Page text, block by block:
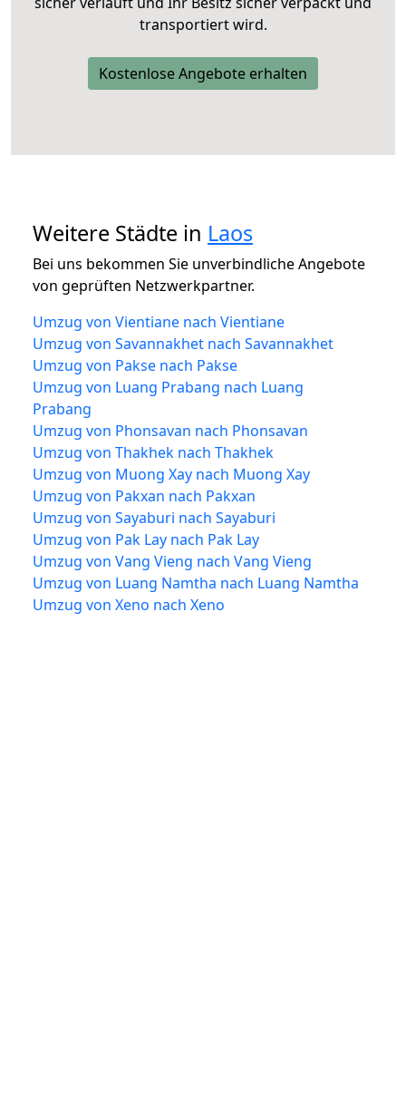
transportiert wird.
Kostenlose Angebote erhalten
Weitere Städte in Laos
Bei uns bekommen Sie unverbindliche Angebote
von geprüften Netzwerkpartner.
Umzug von Vientiane nach Vientiane
Umzug von Savannakhet nach Savannakhet
Umzug von Pakse nach Pakse
Umzug von Luang Prabang nach Luang
Prabang
Umzug von Phonsavan nach Phonsavan
Umzug von Thakhek nach Thakhek
Umzug von Muong Xay nach Muong Xay
Umzug von Pakxan nach Pakxan
Umzug von Sayaburi nach Sayaburi
Umzug von Pak Lay nach Pak Lay
Umzug von Vang Vieng nach Vang Vieng
Umzug von Luang Namtha nach Luang Namtha
Umzug von Xeno nach Xeno